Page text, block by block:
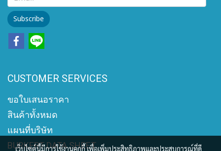
Subscribe
CUSTOMER SERVICES
ขอใบเสนอราคา
สินค้าทั้งหมด
แผนที่บริษัท
BURKERT DATA SHEET
เว็บไซต์นี้มีการใช้งานคุกกี้ เพื่อเพิ่มประสิทธิภาพและประสบการณ์ที่ดี